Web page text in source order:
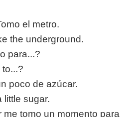
el metro.
the underground.
para...?
poco de azúcar.
little sugar.
tomo un momento para